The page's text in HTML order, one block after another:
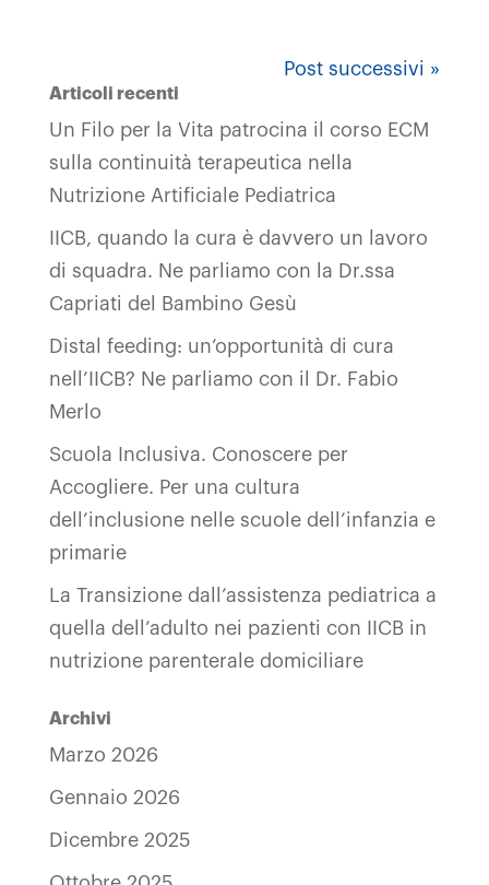
Post successivi »
Articoli recenti
Un Filo per la Vita patrocina il corso ECM
sulla continuità terapeutica nella
Nutrizione Artificiale Pediatrica
IICB, quando la cura è davvero un lavoro
di squadra. Ne parliamo con la Dr.ssa
Capriati del Bambino Gesù
Distal feeding: un’opportunità di cura
nell’IICB? Ne parliamo con il Dr. Fabio
Merlo
Scuola Inclusiva. Conoscere per
Accogliere. Per una cultura
dell’inclusione nelle scuole dell’infanzia e
primarie
La Transizione dall’assistenza pediatrica a
quella dell’adulto nei pazienti con IICB in
nutrizione parenterale domiciliare
Archivi
Marzo 2026
Gennaio 2026
Dicembre 2025